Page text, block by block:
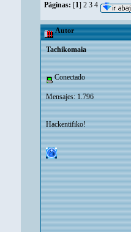
Páginas: [1] 2 3 4
Autor
Tachikomaia
Conectado
Mensajes: 1.796
Hackentifiko!